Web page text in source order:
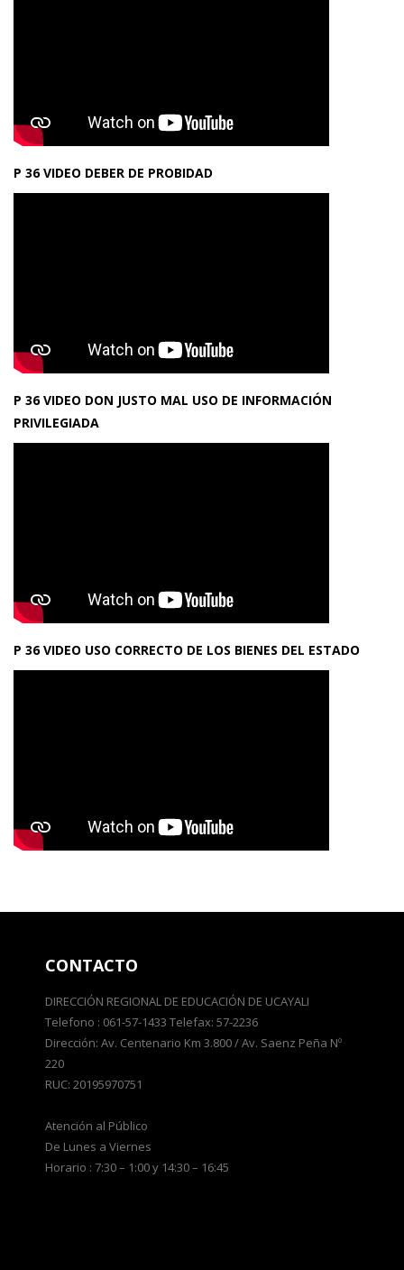
P 36 VIDEO DEBER DE PROBIDAD
P 36 VIDEO DON JUSTO MAL USO DE INFORMACIÓN
PRIVILEGIADA
P 36 VIDEO USO CORRECTO DE LOS BIENES DEL ESTADO
CONTACTO
DIRECCIÓN REGIONAL DE EDUCACIÓN DE UCAYALI
Telefono : 061-57-1433 Telefax: 57-2236
Dirección: Av. Centenario Km 3.800 / Av. Saenz Peña Nº
220
RUC: 20195970751
Atención al Público
De Lunes a Viernes
Horario : 7:30 – 1:00 y 14:30 – 16:45